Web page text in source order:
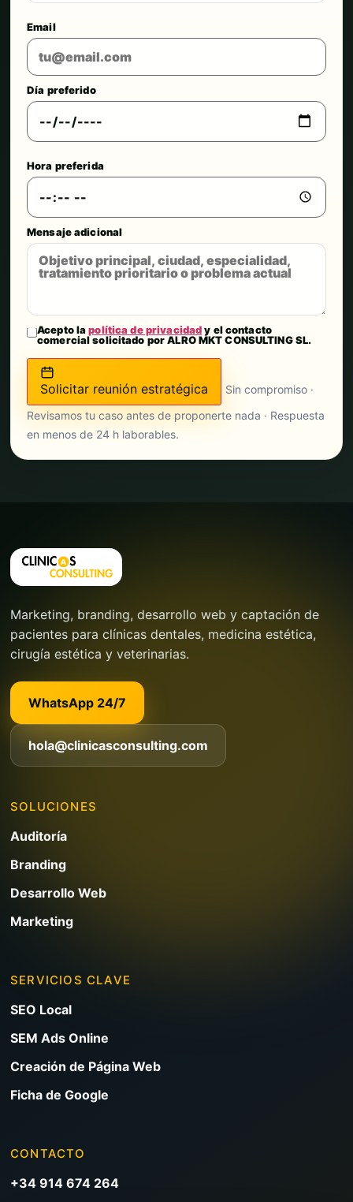
Email
Día preferido
Hora preferida
Mensaje adicional
Acepto lapolítica de privacidady el contacto
comercial solicitado por ALRO MKT CONSULTING SL.
Solicitar reunión estratégica
Sin compromiso ·
Revisamos tu caso antes de proponerte nada · Respuesta
en menos de 24 h laborables.
Marketing, branding, desarrollo web y captación de
pacientes para clínicas dentales, medicina estética,
cirugía estética y veterinarias.
WhatsApp 24/7
hola@clinicasconsulting.com
SOLUCIONES
Auditoría
Branding
Desarrollo Web
Marketing
SERVICIOS CLAVE
SEO Local
SEM Ads Online
Creación de Página Web
Ficha de Google
CONTACTO
+34 914 674 264